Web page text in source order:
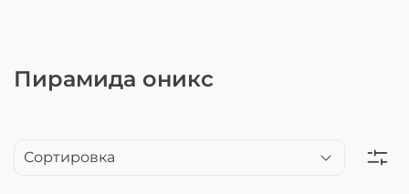
Пирамида оникс